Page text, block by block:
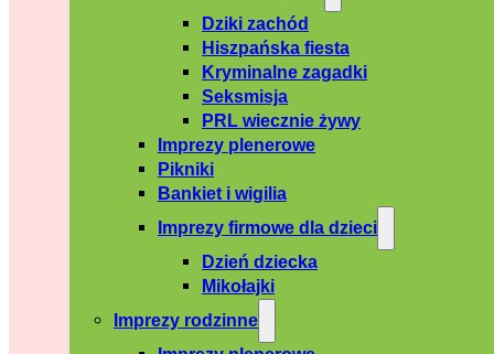
Dziki zachód
Hiszpańska fiesta
Kryminalne zagadki
Seksmisja
PRL wiecznie żywy
Imprezy plenerowe
Pikniki
Bankiet i wigilia
Imprezy firmowe dla dzieci
Dzień dziecka
Mikołajki
Imprezy rodzinne